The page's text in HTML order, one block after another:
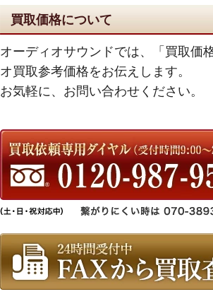
買取価格について
オーディオサウンドでは、「買取価
オ買取参考価格をお伝えします。
お気軽に、お問い合わせください。